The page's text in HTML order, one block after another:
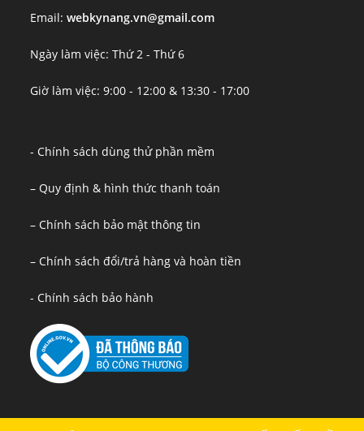
Email:webkynang.vn@gmail.com
Ngày làm việc: Thứ 2 - Thứ 6
Giờ làm việc: 9:00 - 12:00 & 13:30 - 17:00
- Chính sách dùng thử phần mềm
– Quy định & hình thức thanh toán
– Chính sách bảo mật thông tin
– Chính sách đổi/trả hàng và hoàn tiền
- Chính sách bảo hành